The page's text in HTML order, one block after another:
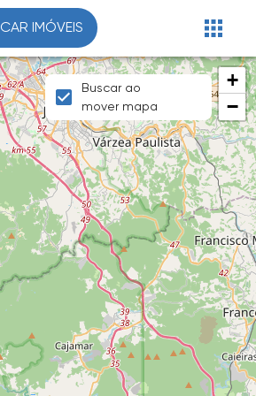
IMÓVEIS
+
−
Buscar ao
mover mapa